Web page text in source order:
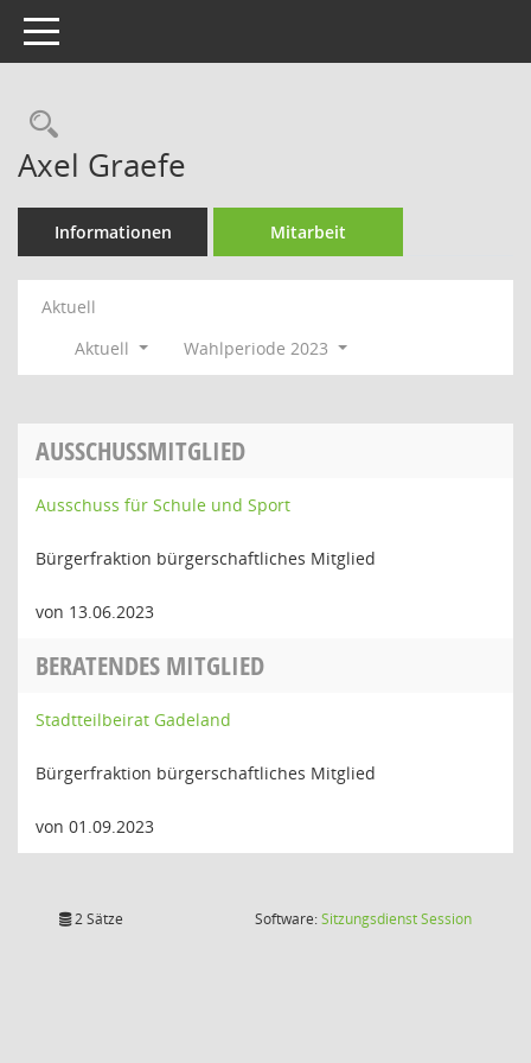
Toggle navigation
Rechercheauswahl
Axel Graefe
Informationen Mitarbeit
Aktuell
Aktuell
Wahlperiode 2023
AUSSCHUSSMITGLIED
Ausschuss für Schule und Sport
Bürgerfraktion bürgerschaftliches Mitglied
von 13.06.2023
BERATENDES MITGLIED
Stadtteilbeirat Gadeland
Bürgerfraktion bürgerschaftliches Mitglied
von 01.09.2023
2 Sätze Software:SitzungsdienstSession(Wird in